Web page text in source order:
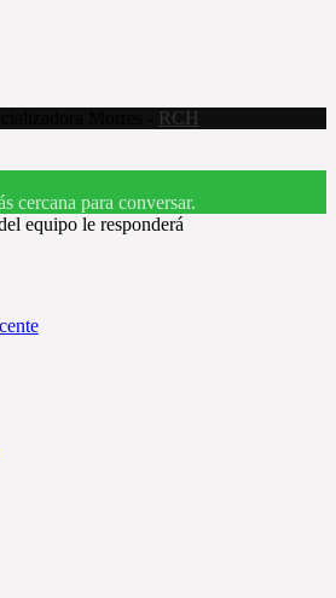
RCH
cercana para conversar.
equipo le responderá